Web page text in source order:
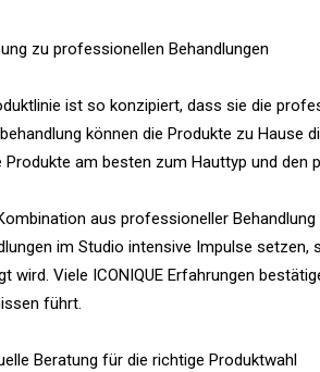
zu professionellen Behandlungen
ist so konzipiert, dass sie die
können die Produkte zu Hause
Produkte am besten zum Hauttyp und den
aus professioneller
im Studio intensive Impulse
wird. Viele ICONIQUE Erfahrungen
führt.
Beratung für die richtige Produktwahl